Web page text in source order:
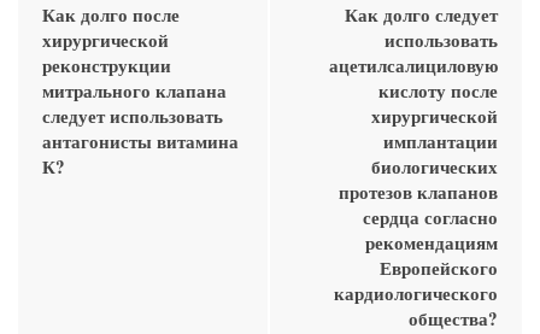
Как долго после
хирургической
реконструкции
митрального клапана
следует использовать
антагонисты витамина
К?
Как долго следует
использовать
ацетилсалициловую
кислоту после
хирургической
имплантации
биологических
протезов клапанов
сердца согласно
рекомендациям
Европейского
кардиологического
общества?